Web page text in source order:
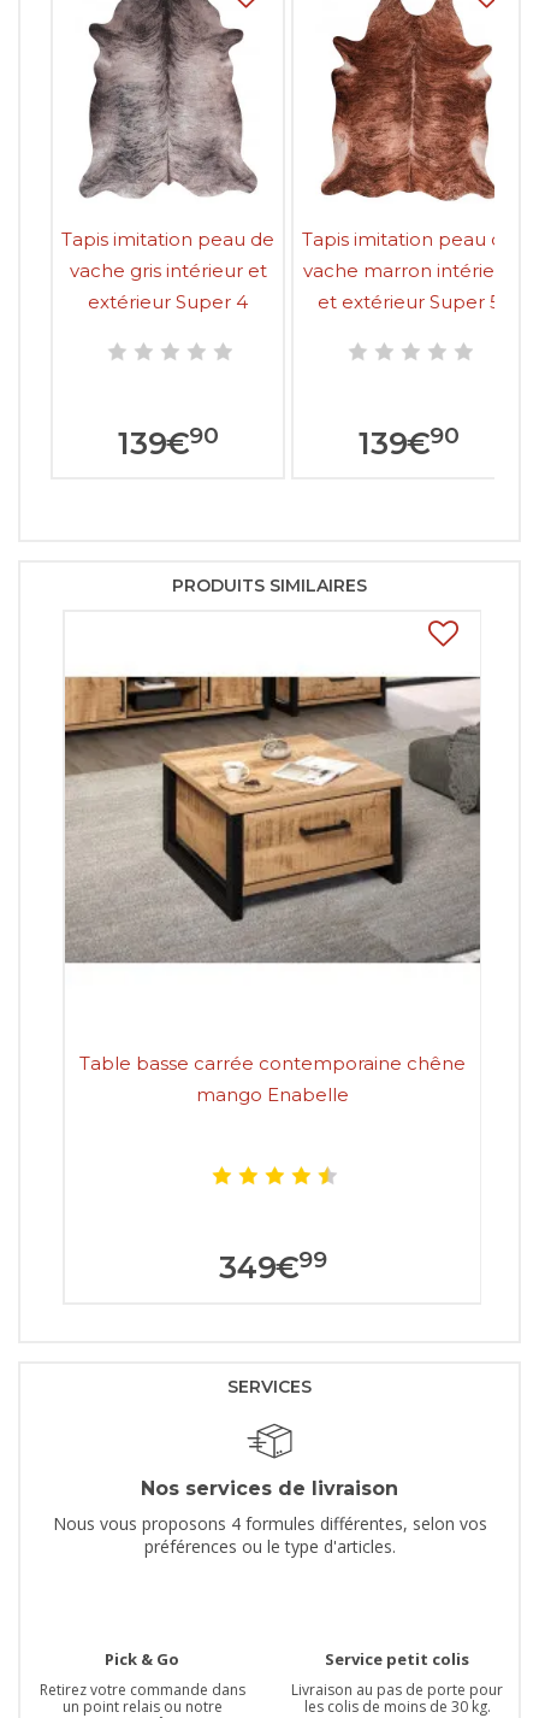
Tapis imitation peau de
vache gris intérieur et
extérieur Super 4
139€90
Tapis imitation peau de
vache marron intérieur
et extérieur Super 5
139€90
PRODUITS SIMILAIRES
Table basse carrée contemporaine chêne
mango Enabelle
349€99
SERVICES
Nos services de livraison
Nous vous proposons 4 formules différentes, selon vos
préférences ou le type d'articles.
Pick & Go
Retirez votre commande dans
un point relais ou notre
Service petit colis
Livraison au pas de porte pour
les colis de moins de 30 kg.